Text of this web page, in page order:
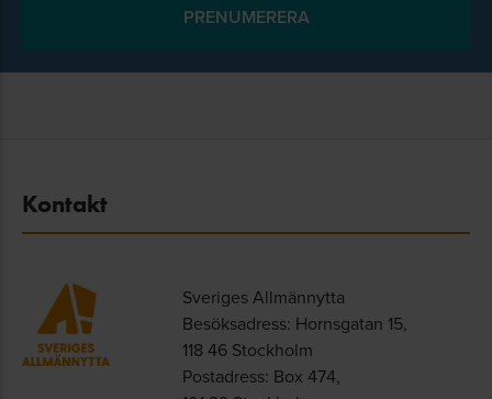
Kontakt
Sveriges Allmännytta
Besöksadress: Hornsgatan 15,
118 46 Stockholm
Postadress: Box 474,